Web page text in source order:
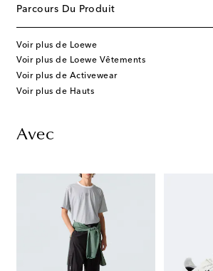
Parcours Du Produit
Voir plus de Loewe
Voir plus de Loewe Vêtements
Voir plus de Activewear
Voir plus de Hauts
Avec